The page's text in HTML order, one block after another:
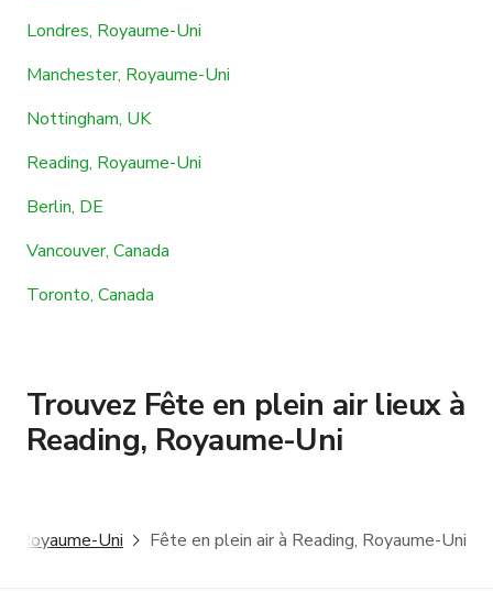
Londres, Royaume-Uni
Manchester, Royaume-Uni
Nottingham, UK
Reading, Royaume-Uni
Berlin, DE
Vancouver, Canada
Toronto, Canada
Trouvez Fête en plein air lieux à
Reading, Royaume-Uni
Royaume-Uni Fête en plein air à Reading, Royaume-Uni